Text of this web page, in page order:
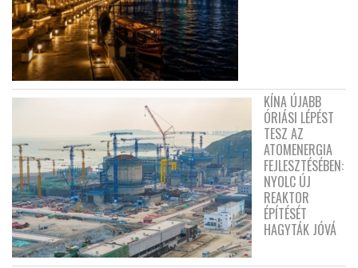
KÍNA ÚJABB
ÓRIÁSI LÉPÉST
TESZ AZ
ATOMENERGIA
FEJLESZTÉSÉBEN:
NYOLC ÚJ
REAKTOR
ÉPÍTÉSÉT
HAGYTÁK JÓVÁ